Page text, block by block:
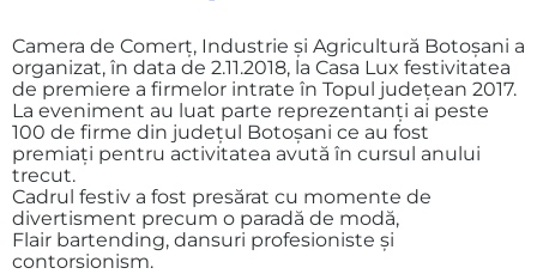
Camera de Comerţ, Industrie şi Agricultură Botoşani a
organizat, în data de 2.11.2018, la Casa Lux festivitatea
de premiere a firmelor intrate în Topul judeţean 2017.
La eveniment au luat parte reprezentanţi ai peste
100 de firme din judeţul Botoşani ce au fost
premiaţi pentru activitatea avută în cursul anului
trecut.
Cadrul festiv a fost presărat cu momente de
divertisment precum o paradă de modă,
Flair bartending, dansuri profesioniste şi
contorsionism.